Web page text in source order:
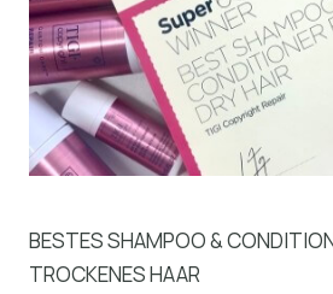
BESTES SHAMPOO &
TROCKENES HAAR